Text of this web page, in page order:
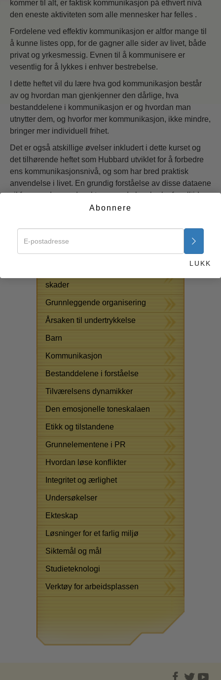
kommer til alt, er faktisk kommunikasjon på ethvert nivå
den eneste aktiviteten som alle mennesker har felles .
Fordelene ved effektiv kommunikasjon er altfor mange til
å kunne listes opp, for de gagner alle sider av livet, både
privat og yrkesmessig. Evnen til å kommunisere er
vesentlig for å lykkes i enhver bestrebelse.
I dette heftet vil du lære hva god kommunikasjon består
av og hvordan man gjenkjenner den dårlige, hva
bestanddelene i kommunikasjon er og hvordan man
utnytter dem, og hvorfor mer kommunikasjon, ikke mindre,
bringer mer individuell frihet.
Det er også atskillige øvelser inkludert i dette kurset og
det tilhørende heftet som Hubbard utviklet for å forbedre
ens kommunikasjonsnivå, og som har bred praktisk
anvendelse i livet. En grundig forståelse av disse dataene
vil forsyne deg med verktøy som du kan bruke for alltid.
GRATIS KURSER ONLINE
LØSNINGER PÅ STOFF
skader
Grunnleggende organisering
Årsaken til undertrykkelse
Barn
Kommunikasjon
Bestanddelene i forståelse
Tilværelsens dynamikker
Den emosjonelle toneskalaen
Etikk og tilstandene
Grunnelementene i PR
Hvordan løse konflikter
Integritet og ærlighet
Undersøkelser
Ekteskap
Løsninger for et farlig miljø
Siktemål og mål
Studieteknologi
Verktøy for arbeidsplassen
Abonnere
LUKK